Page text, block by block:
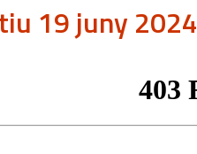
19 juny 2024